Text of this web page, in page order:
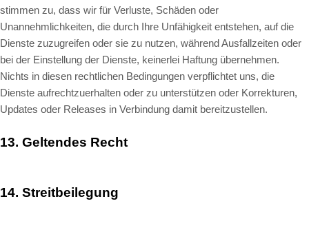
stimmen zu, dass wir für Verluste, Schäden oder
Unannehmlichkeiten, die durch Ihre Unfähigkeit entstehen, auf die
Dienste zuzugreifen oder sie zu nutzen, während Ausfallzeiten oder
bei der Einstellung der Dienste, keinerlei Haftung übernehmen.
Nichts in diesen rechtlichen Bedingungen verpflichtet uns, die
Dienste aufrechtzuerhalten oder zu unterstützen oder Korrekturen,
Updates oder Releases in Verbindung damit bereitzustellen.
13. Geltendes Recht
14. Streitbeilegung